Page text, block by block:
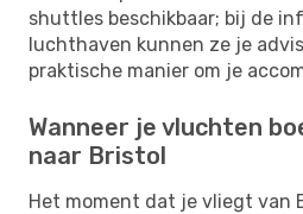
shuttles beschikbaar; bij de
luchthaven kunnen ze je
praktische manier om je
Wanneer je vluchten
naar Bristol
Het moment dat je vliegt van